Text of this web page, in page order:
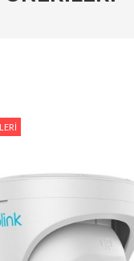
Teknolojileri : Yapay
Kameraları ile
ile Kamera